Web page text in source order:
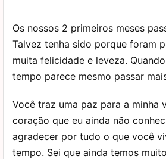
Os nossos 2 primeiros meses
Talvez tenha sido porque foram
muita felicidade e leveza.
tempo parece mesmo passar
Você traz uma paz para a minha
coração que eu ainda não
agradecer por tudo o que você
tempo. Sei que ainda temos